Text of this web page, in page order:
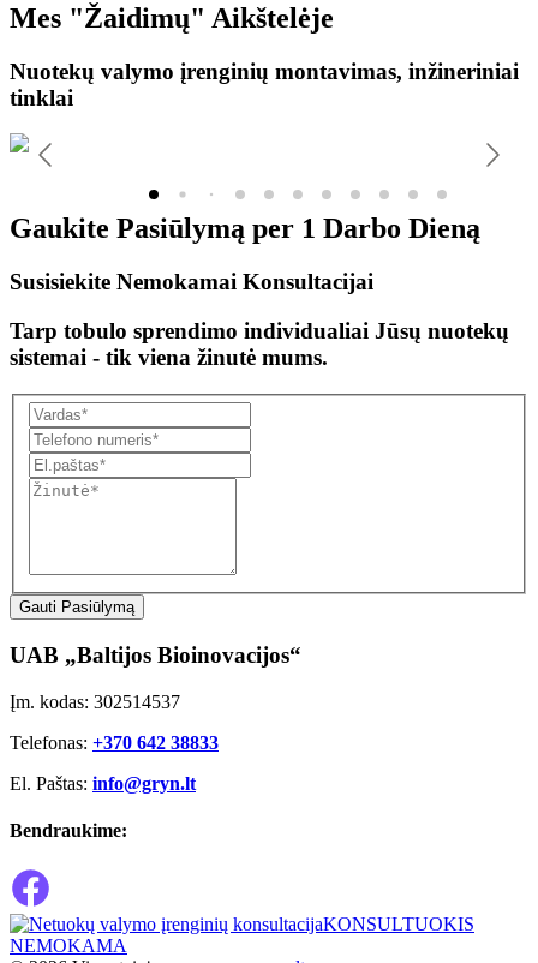
Mes "Žaidimų" Aikštelėje
Nuotekų valymo įrenginių montavimas, inžineriniai
tinklai
Gaukite Pasiūlymą per 1 Darbo Dieną
Susisiekite Nemokamai Konsultacijai
Tarp tobulo sprendimo individualiai Jūsų nuotekų
sistemai - tik viena žinutė mums.
Gauti Pasiūlymą
UAB „Baltijos Bioinovacijos“
Įm. kodas: 302514537
Telefonas: +370 642 38833
El. Paštas: info@gryn.lt
Bendraukime:
KONSULTUOKIS
NEMOKAMA